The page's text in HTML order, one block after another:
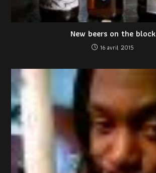
New beers on the block
16 avril 2015